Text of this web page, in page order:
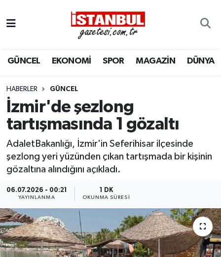
GÜNCEL EKONOMİ SPOR MAGAZİN DÜNYA
HABERLER GÜNCEL
İzmir'de şezlong
tartışmasında 1 gözaltı
AdaletBakanlığı, İzmir'in Seferihisar ilçesinde
şezlong yeri yüzünden çıkan tartışmada bir kişinin
gözaltına alındığını açıkladı.
06.07.2026 - 00:21
YAYINLANMA
1 DK
OKUNMA SÜRESI
EKONOMİ
İSTANBUL
DÜNYA
MAGAZİN
KÜLTÜR SANAT
BİLİM VE TEKNOLOJİ
Nöbetçi Eczaneler
Hava Durumu
Trafik Durumu
Süper Lig Puan Durumu ve Fikstür
Tüm Manşetler
Son Dakika Haberleri
Haber Arşivi